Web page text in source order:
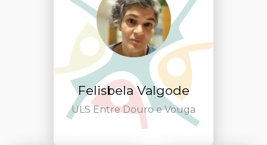
Felisbela Valgode
ULS Entre Douro e Vouga